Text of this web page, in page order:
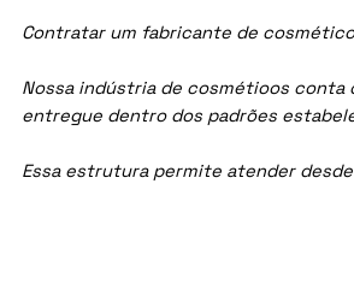
Contratar um fabricante de
Nossa indústria de cosmétioos
entregue dentro dos padrões
Essa estrutura permite atender